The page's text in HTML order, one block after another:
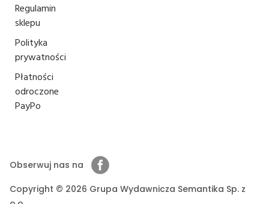
Regulamin
sklepu
Polityka
prywatności
Płatności
odroczone
PayPo
Obserwuj nas na
Copyright © 2026 Grupa Wydawnicza Semantika Sp. z